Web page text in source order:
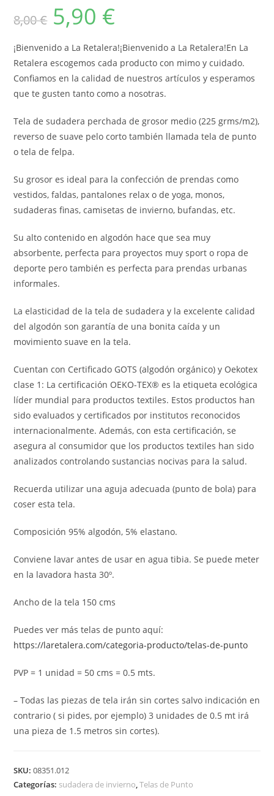
8,00€
El
precio
original
8,00 €.
5,90 €
5,90 €.
¡Bienvenido a La Retalera!¡Bienvenido a La Retalera!En La
Retalera escogemos cada producto con mimo y cuidado.
Confiamos en la calidad de nuestros artículos y esperamos
que te gusten tanto como a nosotras.
Tela de sudadera perchada de grosor medio (225 grms/m2),
reverso de suave pelo corto también llamada tela de punto
o tela de felpa.
Su grosor es ideal para la confección de prendas como
vestidos, faldas, pantalones relax o de yoga, monos,
sudaderas finas, camisetas de invierno, bufandas, etc.
Su alto contenido en algodón hace que sea muy
absorbente, perfecta para proyectos muy sport o ropa de
deporte pero también es perfecta para prendas urbanas
informales.
La elasticidad de la tela de sudadera y la excelente calidad
del algodón son garantía de una bonita caída y un
movimiento suave en la tela.
Cuentan con Certificado GOTS (algodón orgánico) y Oekotex
clase 1: La certificación OEKO-TEX® es la etiqueta ecológica
líder mundial para productos textiles. Estos productos han
sido evaluados y certificados por institutos reconocidos
internacionalmente. Además, con esta certificación, se
asegura al consumidor que los productos textiles han sido
analizados controlando sustancias nocivas para la salud.
Recuerda utilizar una aguja adecuada (punto de bola) para
coser esta tela.
Composición 95% algodón, 5% elastano.
Conviene lavar antes de usar en agua tibia. Se puede meter
en la lavadora hasta 30º.
Ancho de la tela 150 cms
Puedes ver más telas de punto aquí:
https://laretalera.com/categoria-producto/telas-de-punto
PVP = 1 unidad = 50 cms = 0.5 mts.
– Todas las piezas de tela irán sin cortes salvo indicación en
contrario ( si pides, por ejemplo) 3 unidades de 0.5 mt irá
una pieza de 1.5 metros sin cortes).
SKU:08351.012
Categorías: sudadera de invierno,Telas de Punto